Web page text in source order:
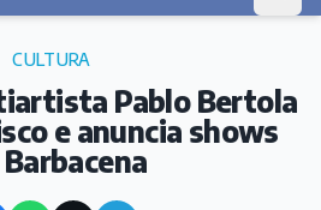
CULTURA
Pablo Bertola
e anuncia shows